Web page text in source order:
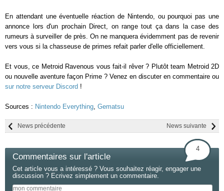
En attendant une éventuelle réaction de Nintendo, ou pourquoi pas une
annonce lors d'un prochain Direct, on range tout ça dans la case des
rumeurs à surveiller de près. On ne manquera évidemment pas de revenir
vers vous si la chasseuse de primes refait parler d'elle officiellement.
Et vous, ce Metroid Ravenous vous fait-il rêver ? Plutôt team Metroid 2D
ou nouvelle aventure façon Prime ? Venez en discuter en commentaire ou
sur notre serveur Discord !
Sources : Nintendo Everything, Gematsu
News suivante
News précédente
Commentaires sur l'article
4
Cet article vous a intéressé ? Vous souhaitez réagir, engager une
discussion ? Ecrivez simplement un commentaire.